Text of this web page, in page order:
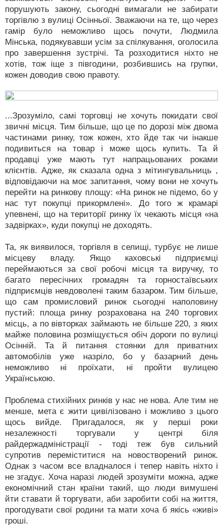
порушують закону, сьогодні вимагали не забирати
торгівлю з вулиці Осінньої. Зважаючи на те, що через
гамір було неможливо щось почути, Людмила
Мінська, подякувавши усім за спілкування, оголосила
про завершення зустрічі. Та розходитися ніхто не
хотів, тож іще з півгодини, розбившись на групки,
кожен доводив свою правоту.
...Зрозуміло, самі торговці не хочуть покидати свої
звичні місця. Тим більше, що це по дорозі між двома
частинами ринку, тож кожен, хто йде так чи інакше
подивиться на товар і може щось купить. Та й
продавці уже мають тут напрацьованих роками
клієнтів. Адже, як сказала одна з мітингувальниць ,
відповідаючи на моє запитання, чому вони не хочуть
перейти на ринкову площу: «На ринок не підемо, бо у
нас тут покупці прикормлені». До того ж крамарі
упевнені, що на території ринку їх чекають місця «на
задвірках», куди покупці не доходять.
Та, як виявилося, торгівля в селищі, турбує не лише
місцеву владу. Якщо каховські підприємці
переймаються за свої робочі місця та виручку, то
багато пересічних громадян та горностаївських
підприємців невдоволені таким базаром. Тим більше,
що сам промисловий ринок сьогодні наполовину
пустий: площа ринку розрахована на 240 торгових
місць, а по вівторках займають не більше 220, з яких
майже половина розміщується обіч дороги по вулиці
Осінній. Та й питання стоянки для приватних
автомобілів уже назріло, бо у базарний день
неможливо ні проїхати, ні пройти вулицею
Українською.
Проблема стихійних ринків у нас не нова. Але тим не
менше, мета є жити цивілізовано і можливо з цього
щось вийде. Пригадалося, як у перші роки
незалежності торгували у центрі біля
райдержадміністрації - тоді теж був сильний
супротив переміститися на новостворений ринок.
Однак з часом все владналося і тепер навіть ніхто і
не згадує. Хоча наразі людей зрозуміти можна, адже
економічний стан країни такий, що люди вимушені
йти ставати й торгувати, аби заробити собі на життя,
прогодувати свої родини та мати хоча б якісь «живі»
гроші.